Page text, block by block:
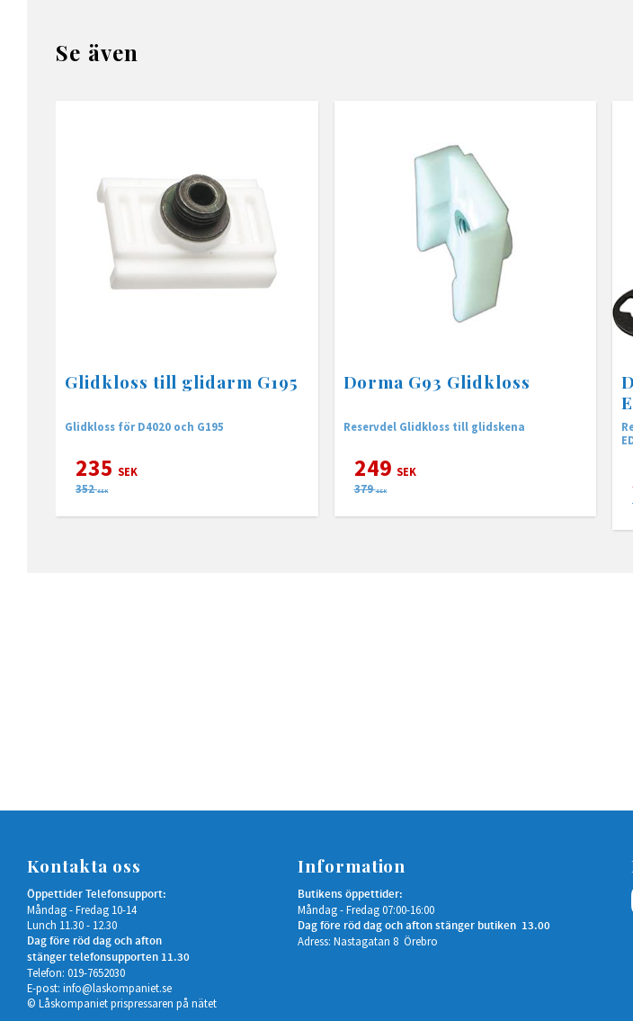
Se även
Glidkloss till glidarm G195
Glidkloss för D4020 och G195
235 SEK
352 SEK
Dorma G93 Glidkloss
Reservdel Glidkloss till glidskena
249 SEK
379 SEK
Kontakta oss
Öppettider Telefonsupport:
Måndag - Fredag 10-14
Lunch 11.30 - 12.30
Dag före röd dag och afton
stänger telefonsupporten 11.30
Telefon: 019-7652030
E-post: info@laskompaniet.se
© Låskompaniet prispressaren på nätet
Information
Butikens öppettider:
Måndag - Fredag 07:00-16:00
Dag före röd dag och afton stänger butiken 13.00
Adress: Nastagatan 8 Örebro